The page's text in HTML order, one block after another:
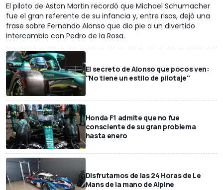
El piloto de Aston Martin recordó que Michael Schumacher
fue el gran referente de su infancia y, entre risas, dejó una
frase sobre Fernando Alonso que dio pie a un divertido
intercambio con Pedro de la Rosa.
El secreto de Alonso que pocos ven:
"No tiene un estilo de pilotaje"
Honda F1 admite que no fue
consciente de su gran problema
hasta enero
Disfrutamos de las 24 Horas de Le
Mans de la mano de Alpine